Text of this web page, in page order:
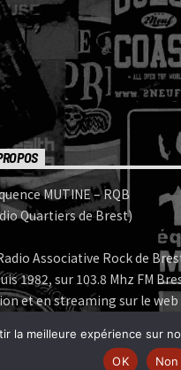
MUTINE – RQB
Quartiers de Brest)
Associative Rock de
1982, sur 103.8 Mhz FM
et en streaming sur le web
MUTINE est membre:
| www.ferarock.org |
la meilleure expérience sur
OK
Non